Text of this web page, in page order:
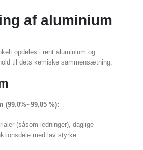
af aluminium
opdeles i rent aluminium og
til dets kemiske sammensætning.
(99.0%~99,85 %):
(såsom ledninger), daglige
med lav styrke.